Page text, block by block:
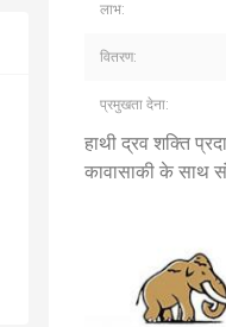
लाभ:
वितरण:
प्रमुखता देना:
हाथी द्रव शक्ति
कावासाकी के साथ